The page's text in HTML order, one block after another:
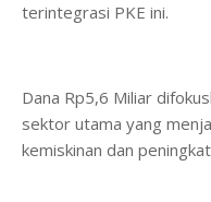
terintegrasi PKE ini.
​Dana Rp5,6 Miliar
sektor utama yang
kemiskinan dan